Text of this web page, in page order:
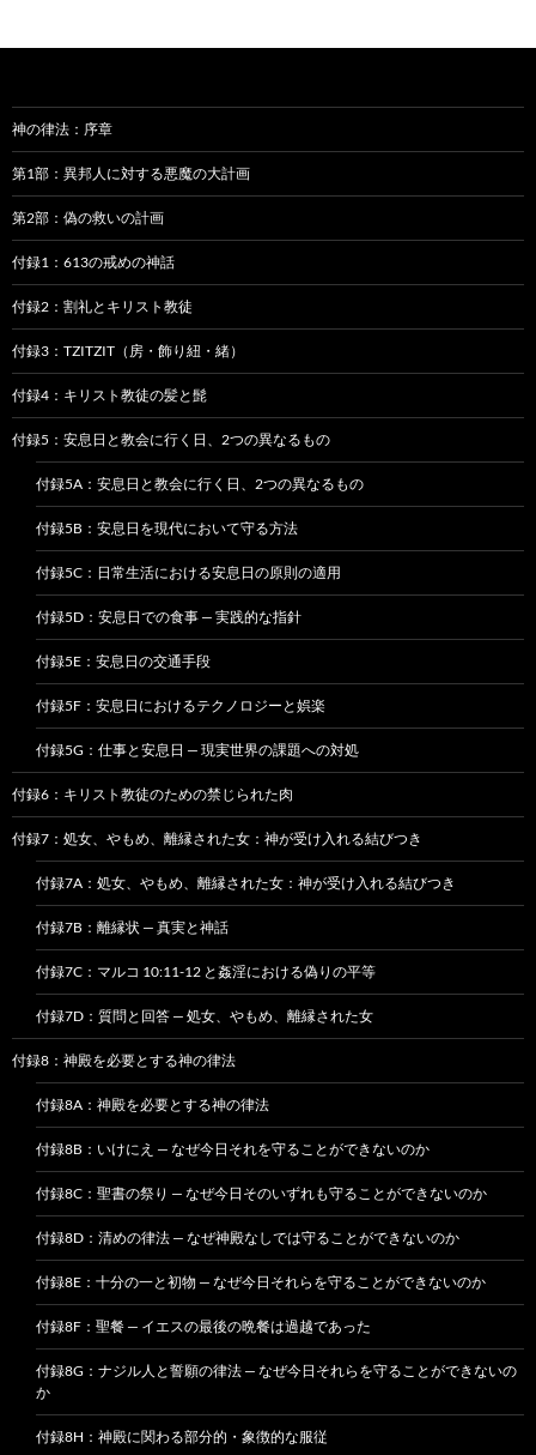
ン
神の律法：序章
第1部：異邦人に対する悪魔の大計画
第2部：偽の救いの計画
付録1：613の戒めの神話
付録2：割礼とキリスト教徒
付録3：TZITZIT（房・飾り紐・緒）
付録4：キリスト教徒の髪と髭
付録5：安息日と教会に行く日、2つの異なるもの
付録5A：安息日と教会に行く日、2つの異なるもの
付録5B：安息日を現代において守る方法
付録5C：日常生活における安息日の原則の適用
付録5D：安息日での食事 — 実践的な指針
付録5E：安息日の交通手段
付録5F：安息日におけるテクノロジーと娯楽
付録5G：仕事と安息日 — 現実世界の課題への対処
付録6：キリスト教徒のための禁じられた肉
付録7：処女、やもめ、離縁された女：神が受け入れる結びつき
付録7A：処女、やもめ、離縁された女：神が受け入れる結びつき
付録7B：離縁状 — 真実と神話
付録7C：マルコ 10:11-12 と姦淫における偽りの平等
付録7D：質問と回答 — 処女、やもめ、離縁された女
付録8：神殿を必要とする神の律法
付録8A：神殿を必要とする神の律法
付録8B：いけにえ — なぜ今日それを守ることができないのか
付録8C：聖書の祭り — なぜ今日そのいずれも守ることができないのか
付録8D：清めの律法 — なぜ神殿なしでは守ることができないのか
付録8E：十分の一と初物 — なぜ今日それらを守ることができないのか
付録8F：聖餐 — イエスの最後の晩餐は過越であった
付録8G：ナジル人と誓願の律法 — なぜ今日それらを守ることができないの
か
付録8H：神殿に関わる部分的・象徴的な服従